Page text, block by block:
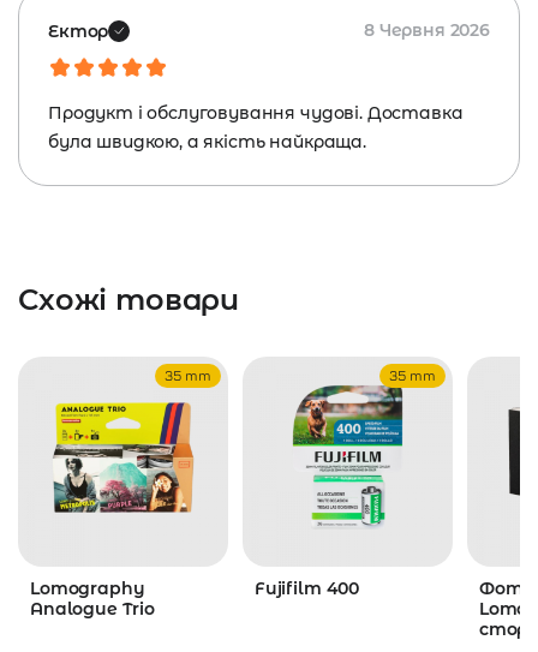
Ектор 8 Червня 2026
Продукт і обслуговування чудові. Доставка
була швидкою, а якість найкраща.
Схожі товари
35 mm
Lomography
Analogue Trio
35 mm
Fujifilm 400